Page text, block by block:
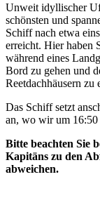
Unweit idyllischer
schönsten und
Schiff nach etwa
erreicht. Hier haben
während eines
Bord zu gehen und
Reetdachhäusern zu
Das Schiff setzt
an, wo wir um 16:50
Bitte beachten Sie
Kapitäns zu den
abweichen.